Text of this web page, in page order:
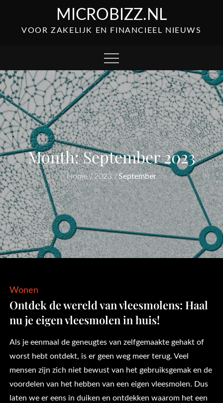
content
MICROBIZZ.NL
VOOR ZAKELIJK EN FINANCIEEL NIEUWS
Month:September 2023
Home 2023 September
Wonen
Ontdek de wereld van vleesmolens: Haal
nu je eigen vleesmolen in huis!
Als je eenmaal de geneugtes van zelfgemaakte gehakt of
worst hebt ontdekt, is er geen weg meer terug. Veel
mensen zijn zich niet bewust van het gebruiksgemak en de
voordelen van het hebben van een eigen vleesmolen. Dus
laten we er eens in duiken en ontdekken waarom het een